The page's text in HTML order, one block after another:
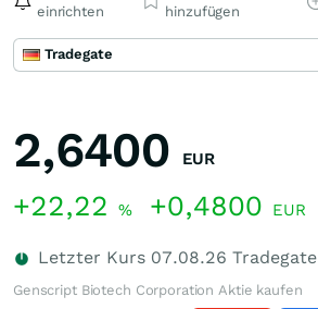
einrichten
hinzufügen
Tradegate
2,6400 EUR
+22,22 % +0,4800 EUR
Letzter Kurs 07.08.26 Tradegate
Genscript Biotech Corporation Aktie kaufen